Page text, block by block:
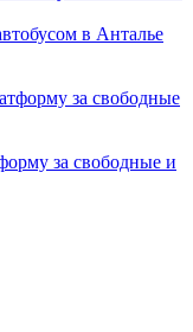
в Анталье
за свободные и